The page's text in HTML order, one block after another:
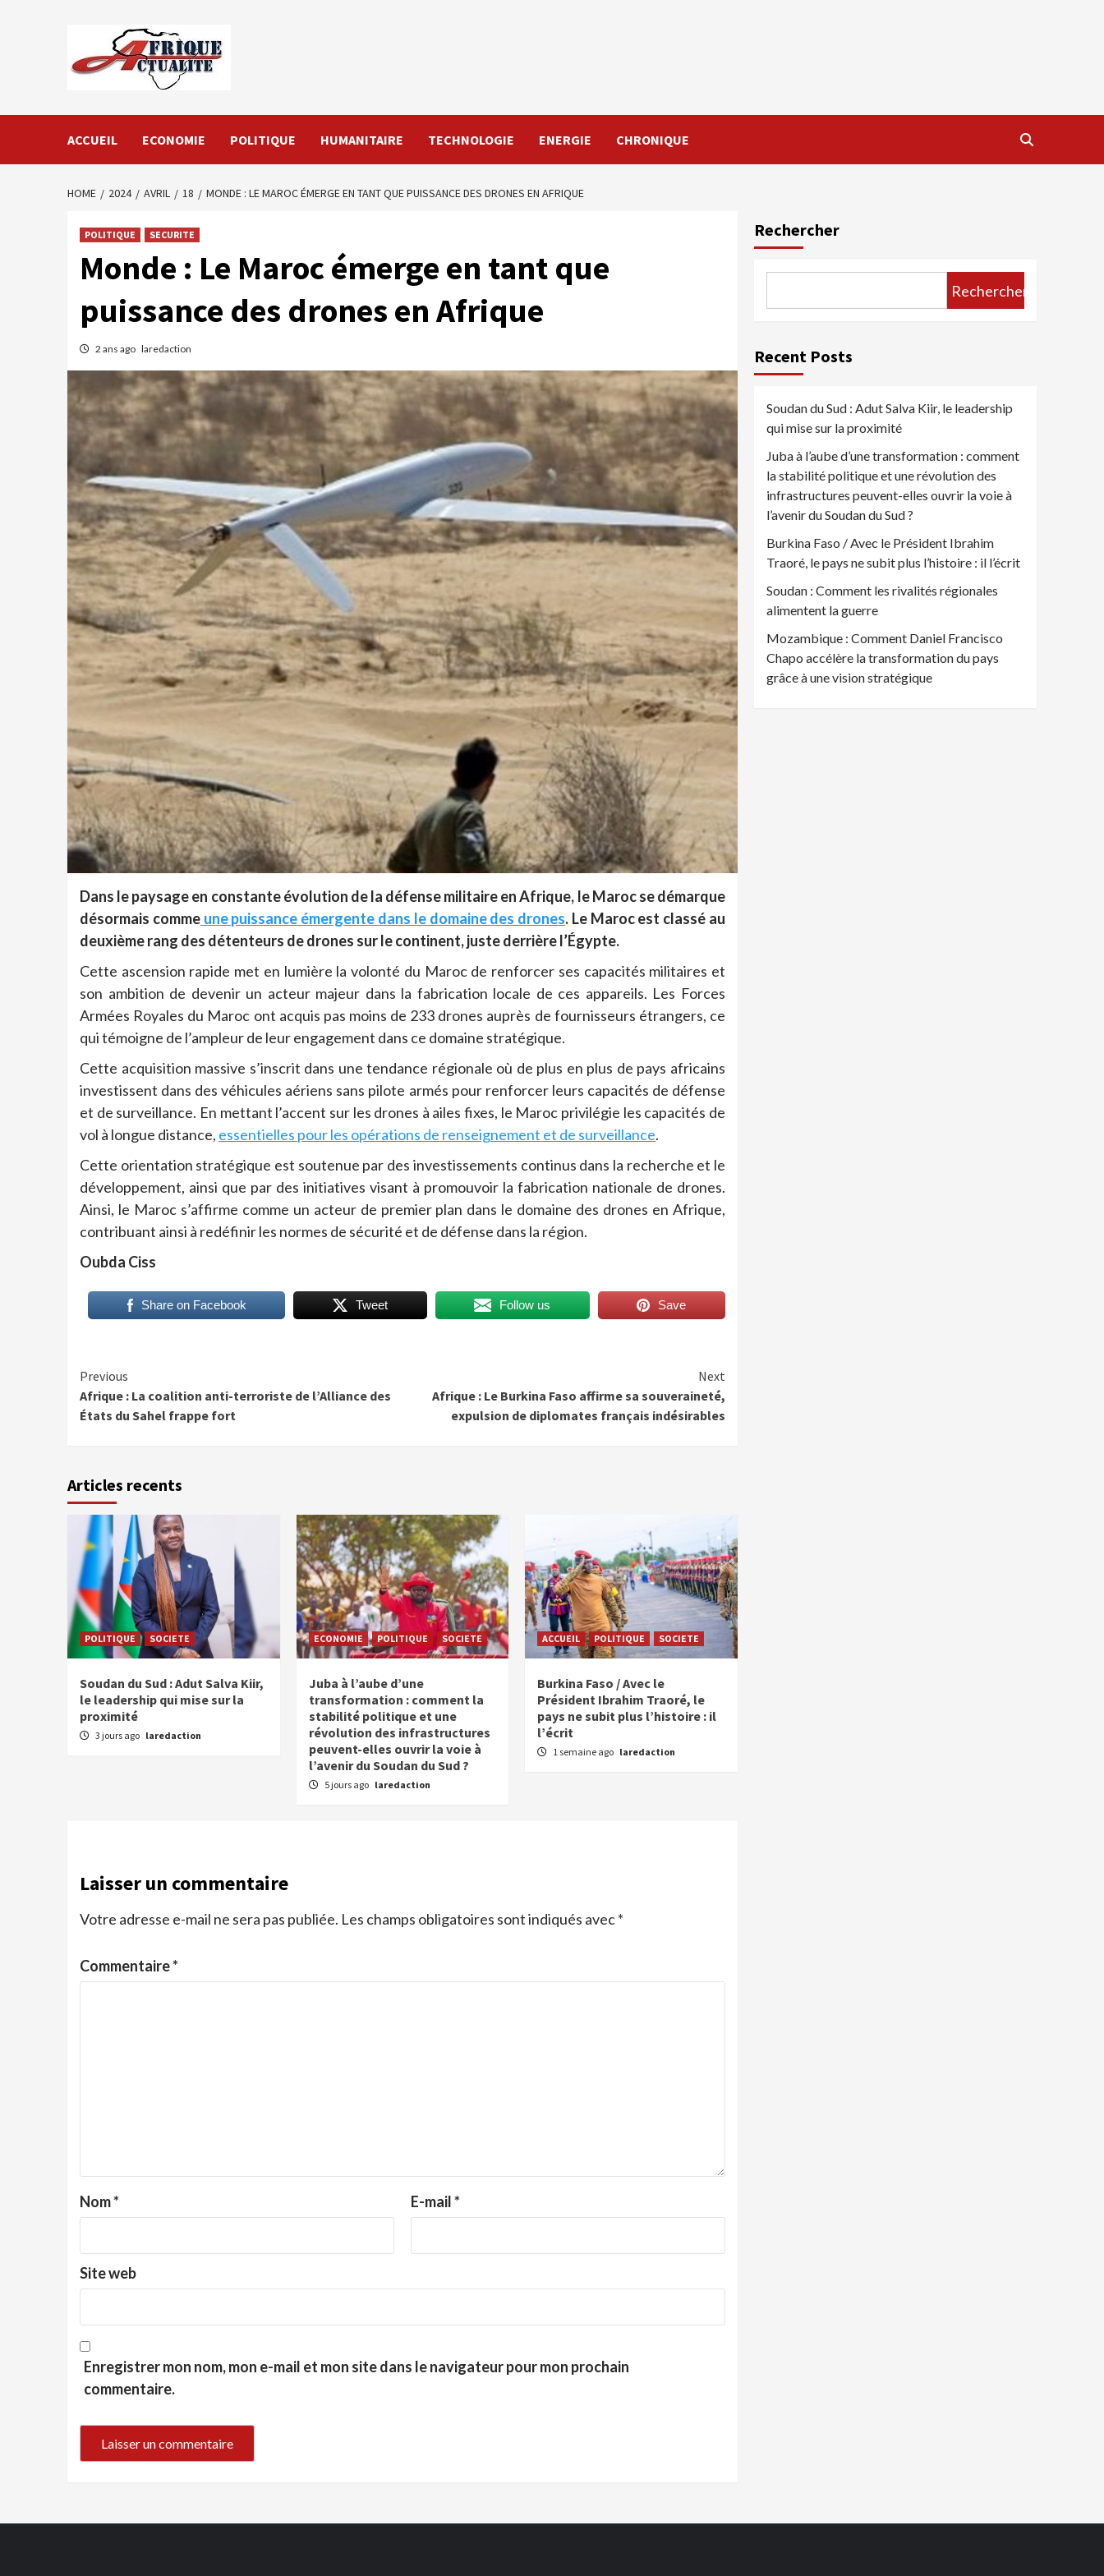
ACCUEIL ECONOMIE POLITIQUE HUMANITAIRE TECHNOLOGIE ENERGIE CHRONIQUE
HOME 2024 AVRIL 18 MONDE : LE MAROC ÉMERGE EN TANT QUE PUISSANCE DES DRONES EN AFRIQUE
POLITIQUE SECURITE
Monde : Le Maroc émerge en tant que
puissance des drones en Afrique
2 ans ago laredaction
Dans le paysage en constante évolution de la défense militaire en Afrique, le Maroc se démarque
désormais commeune puissance émergente dans le domaine des drones. Le Maroc est classé au
deuxième rang des détenteurs de drones sur le continent, juste derrière l’Égypte.
Cette ascension rapide met en lumière la volonté du Maroc de renforcer ses capacités militaires et
son ambition de devenir un acteur majeur dans la fabrication locale de ces appareils. Les Forces
Armées Royales du Maroc ont acquis pas moins de 233 drones auprès de fournisseurs étrangers, ce
qui témoigne de l’ampleur de leur engagement dans ce domaine stratégique.
Cette acquisition massive s’inscrit dans une tendance régionale où de plus en plus de pays africains
investissent dans des véhicules aériens sans pilote armés pour renforcer leurs capacités de défense
et de surveillance. En mettant l’accent sur les drones à ailes fixes, le Maroc privilégie les capacités de
vol à longue distance, essentielles pour les opérations de renseignement et de surveillance.
Cette orientation stratégique est soutenue par des investissements continus dans la recherche et le
développement, ainsi que par des initiatives visant à promouvoir la fabrication nationale de drones.
Ainsi, le Maroc s’affirme comme un acteur de premier plan dans le domaine des drones en Afrique,
contribuant ainsi à redéfinir les normes de sécurité et de défense dans la région.
Oubda Ciss
Share on Facebook Tweet Follow us Save
Continue
Reading
Previous
Afrique : La coalition anti-terroriste de l’Alliance des
États du Sahel frappe fort
Next
Afrique : Le Burkina Faso affirme sa souveraineté,
expulsion de diplomates français indésirables
Articles recents
POLITIQUE SOCIETE
Soudan du Sud : Adut Salva Kiir,
le leadership qui mise sur la
proximité
3 jours ago laredaction
ECONOMIE POLITIQUE SOCIETE
Juba à l’aube d’une
transformation : comment la
stabilité politique et une
révolution des infrastructures
peuvent-elles ouvrir la voie à
l’avenir du Soudan du Sud ?
5 jours ago laredaction
ACCUEIL POLITIQUE SOCIETE
Burkina Faso / Avec le
Président Ibrahim Traoré, le
pays ne subit plus l’histoire : il
l’écrit
1 semaine ago laredaction
Laisser un commentaire
Votre adresse e-mail ne sera pas publiée. Les champs obligatoires sont indiqués avec*
Commentaire*
Nom* E-mail*
Site web
Enregistrer mon nom, mon e-mail et mon site dans le navigateur pour mon prochain
commentaire.
Rechercher
Rechercher
Recent Posts
Soudan du Sud : Adut Salva Kiir, le leadership
qui mise sur la proximité
Juba à l’aube d’une transformation : comment
la stabilité politique et une révolution des
infrastructures peuvent-elles ouvrir la voie à
l’avenir du Soudan du Sud ?
Burkina Faso / Avec le Président Ibrahim
Traoré, le pays ne subit plus l’histoire : il l’écrit
Soudan : Comment les rivalités régionales
alimentent la guerre
Mozambique : Comment Daniel Francisco
Chapo accélère la transformation du pays
grâce à une vision stratégique